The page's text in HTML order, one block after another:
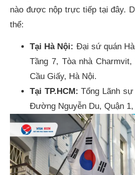
nào được nộp trực tiếp tại đây.
thể:
Tại Hà Nội: Đại sứ quán
Tầng 7, Tòa nhà
Cầu Giấy, Hà Nội.
Tại TP.HCM: Tổng Lãnh
Đường Nguyễn Du, Quận 1,